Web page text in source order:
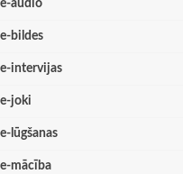
e-audio
e-bildes
e-intervijas
e-joki
e-lūgšanas
e-mācība